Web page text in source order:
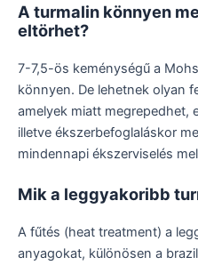
A turmalin könnyen
eltörhet?
7-7,5-ös keménységű a
könnyen. De lehetnek olyan
amelyek miatt megrepedhet,
illetve ékszerbefoglaláskor
mindennapi ékszerviselés
Mik a leggyakoribb
A fűtés (heat treatment) a
anyagokat, különösen a